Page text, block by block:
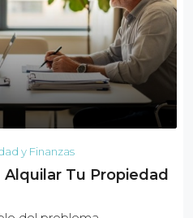
y Finanzas
Tu Propiedad